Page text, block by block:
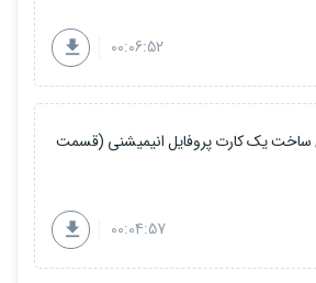
00:06:52
یک کارت پروفایل انیمیشنی (قسمت
00:04:57